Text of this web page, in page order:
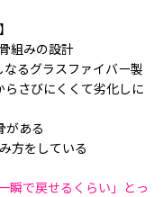
組みの設計
なるグラスファイバー製
らさびにくくて劣化しに
がある
方をしている
瞬で戻せるくらい」とっ